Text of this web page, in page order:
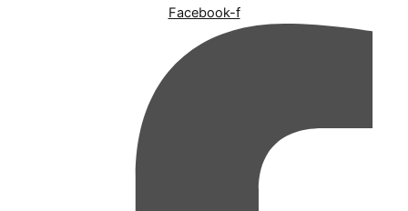
Facebook-f